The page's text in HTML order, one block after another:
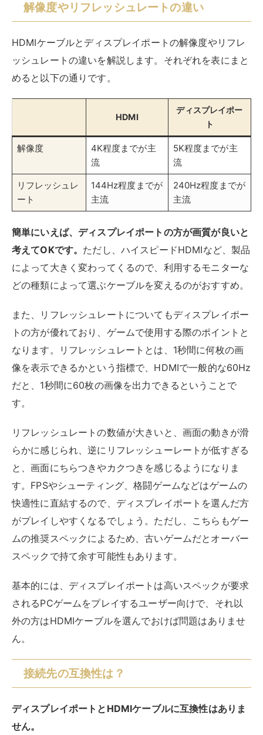
解像度やリフレッシュレートの違い
HDMIケーブルとディスプレイポートの解像度やリフレ
ッシュレートの違いを解説します。それぞれを表にまと
めると以下の通りです。
HDMI
ディスプレイポー
ト
解像度
4K程度までが主
流
5K程度までが主
流
リフレッシュレ
ート
144Hz程度までが
主流
240Hz程度までが
主流
簡単にいえば、ディスプレイポートの方が画質が良いと
考えてOKです。 ただし、ハイスピードHDMIなど、製品
によって大きく変わってくるので、利用するモニターな
どの種類によって選ぶケーブルを変えるのがおすすめ。
また、リフレッシュレートについてもディスプレイポー
トの方が優れており、ゲームで使用する際のポイントと
なります。リフレッシュレートとは、1秒間に何枚の画
像を表示できるかという指標で、HDMIで一般的な60Hz
だと、1秒間に60枚の画像を出力できるということで
す。
リフレッシュレートの数値が大きいと、画面の動きが滑
らかに感じられ、逆にリフレッシューレートが低すぎる
と、画面にちらつきやカクつきを感じるようになりま
す。FPSやシューティング、格闘ゲームなどはゲームの
快適性に直結するので、ディスプレイポートを選んだ方
がプレイしやすくなるでしょう。ただし、こちらもゲー
ムの推奨スペックによるため、古いゲームだとオーバー
スペックで持て余す可能性もあります。
基本的には、ディスプレイポートは高いスペックが要求
されるPCゲームをプレイするユーザー向けで、それ以
外の方はHDMIケーブルを選んでおけば問題はありませ
ん。
接続先の互換性は？
ディスプレイポートとHDMIケーブルに互換性はありま
せん。